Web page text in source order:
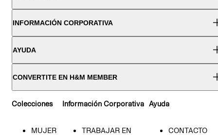
INFORMACIÓN CORPORATIVA
AYUDA
CONVERTITE EN H&M MEMBER
Colecciones
MUJER
Información Corporativa
TRABAJAR EN
Ayuda
CONTACTO